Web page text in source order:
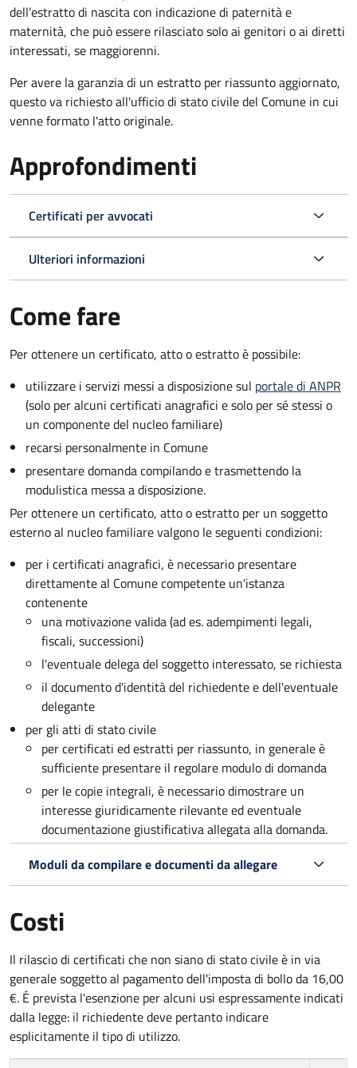
dell’estratto di nascita con indicazione di paternità e
maternità, che può essere rilasciato solo ai genitori o ai diretti
interessati, se maggiorenni.
Per avere la garanzia di un estratto per riassunto aggiornato,
questo va richiesto all'ufficio di stato civile del Comune in cui
venne formato l'atto originale.
Approfondimenti
Certificati per avvocati
Ulteriori informazioni
Come fare
Per ottenere un certificato, atto o estratto è possibile:
utilizzare i servizi messi a disposizione sul portale di ANPR
(solo per alcuni certificati anagrafici e solo per sé stessi o
un componente del nucleo familiare)
recarsi personalmente in Comune
presentare domanda compilando e trasmettendo la
modulistica messa a disposizione.
Per ottenere un certificato, atto o estratto per un soggetto
esterno al nucleo familiare valgono le seguenti condizioni:
per i certificati anagrafici, è necessario presentare
direttamente al Comune competente un'istanza
contenente
una motivazione valida (ad es. adempimenti legali,
fiscali, successioni)
l'eventuale delega del soggetto interessato, se richiesta
il documento d'identità del richiedente e dell'eventuale
delegante
per gli atti di stato civile
per certificati ed estratti per riassunto, in generale è
sufficiente presentare il regolare modulo di domanda
per le copie integrali, è necessario dimostrare un
interesse giuridicamente rilevante ed eventuale
documentazione giustificativa allegata alla domanda.
Moduli da compilare e documenti da allegare
Costi
Il rilascio di certificati che non siano di stato civile è in via
generale soggetto al pagamento dell'imposta di bollo da 16,00
€. É prevista l'esenzione per alcuni usi espressamente indicati
dalla legge: il richiedente deve pertanto indicare
esplicitamente il tipo di utilizzo.